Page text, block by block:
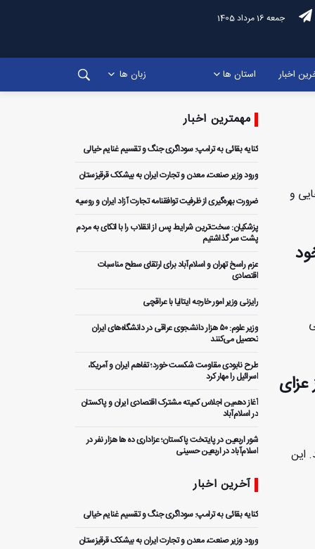
جمعه 16 مرداد 1405
اخبار استان ها زبان ها
و
سه روز عزای
750 تن دیگر شد. این
مهمترین اخبار
کنایه بقائی به ترامپ: سوداگری جنگ و تقسیم غنایم خیالی
ورود وزیر صنعت، معدن و تجارت ایران به بیشکک قرقیزستان
ضرورت بهره‌گیری از ظرفیت توافقنامه تجارت آزاد ایران و روسیه
پزشکیان: سخت‌ترین شرایط پس از انقلاب را با اتکای به مردم
پشت سر گذاشتیم
عزم راسخ تهران و اسلام‌آباد برای ارتقای سطح مناسبات
اقتصادی
رایزنی وزیر امور خارجه ایتالیا با عراقچی
وزیر علوم: ۵۰ هزار دانشجوی عراقی در دانشگاه‌های ایران
تحصیل می‌کنند
طرح نابودی مقاومت شکست خورد؛ تفاهم ایران و آمریکا،
اسرائیل را مهار کرد
آغاز دهمین اجلاس کمیته مشترک اقتصادی ایران و پاکستان
در اسلام‌آباد
شور اربعین در پایتخت پاکستان؛ عزاداری ده ها هزار نفر در
اسلام‌آباد در اربعین حسینی
آخرین اخبار
کنایه بقائی به ترامپ: سوداگری جنگ و تقسیم غنایم خیالی
ورود وزیر صنعت، معدن و تجارت ایران به بیشکک قرقیزستان